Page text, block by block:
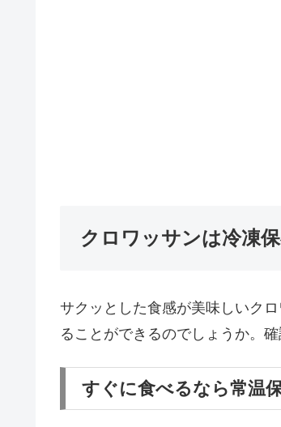
クロワッサンは冷凍
サクッとした食感が美味しいク
ることができるのでしょうか。確
すぐに食べるなら常温